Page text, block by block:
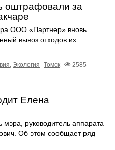
оштрафовали за
ООО «Партнер» вновь
вывоз отходов из
, Экология Томск
2585
Елена
мэра, руководитель аппарата
Об этом сообщает ряд